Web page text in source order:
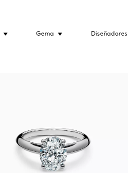
Gema